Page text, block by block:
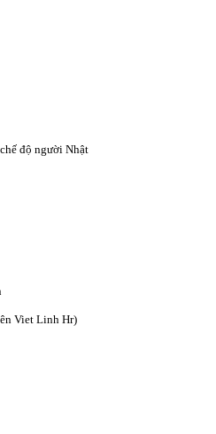
độ người Nhật
Viet Linh Hr)